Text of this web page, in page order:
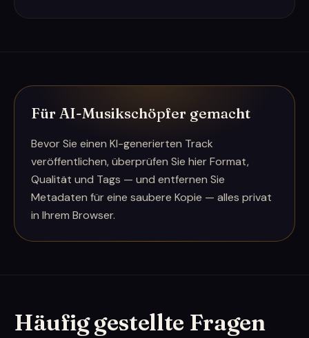
Für AI-Musikschöpfer gemacht
Bevor Sie einen KI-generierten Track
veröffentlichen, überprüfen Sie hier Format,
Qualität und Tags — und entfernen Sie
Metadaten für eine saubere Kopie — alles privat
in Ihrem Browser.
Häufig gestellte Fragen